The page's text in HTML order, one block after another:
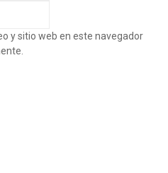
y sitio web en este navegador